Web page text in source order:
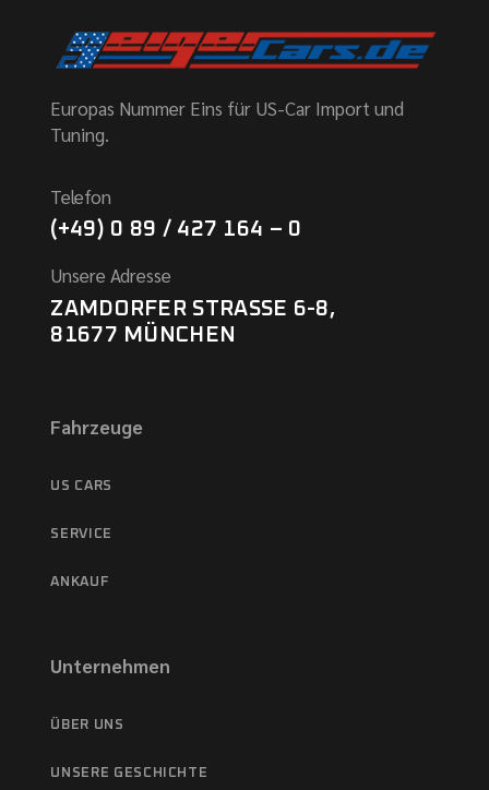
Europas Nummer Eins für US-Car Import und
Tuning.
Telefon
(+49) 0 89 / 427 164 – 0
Unsere Adresse
ZAMDORFER STRASSE 6-8,
81677 MÜNCHEN
Fahrzeuge
US CARS
SERVICE
ANKAUF
Unternehmen
ÜBER UNS
UNSERE GESCHICHTE